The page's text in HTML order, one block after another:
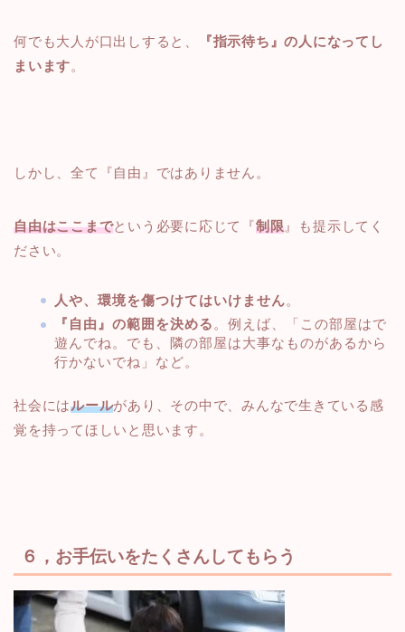
何でも大人が口出しすると、
『指示待ち』の人になってし
まいます。
しかし、全て『自由』ではありません。
自由はここまでという必要に応じて『制限 』も提示してく
ださい。
人や、環境を傷つけてはいけません。
『自由』の範囲を決める 。例えば、「この部屋はで
遊んでね。でも、隣の部屋は大事なものがあるから
行かないでね」など。
社会にはルールがあり、その中で、みんなで生きている感
覚を持ってほしいと思います。
６，お手伝いをたくさんしてもらう